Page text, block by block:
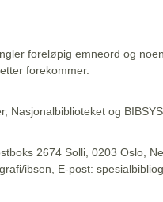
foreløpig emneord og
forekommer.
Nasjonalbiblioteket og BIBSYS
2674 Solli, 0203 Oslo,
ibsen, E-post: